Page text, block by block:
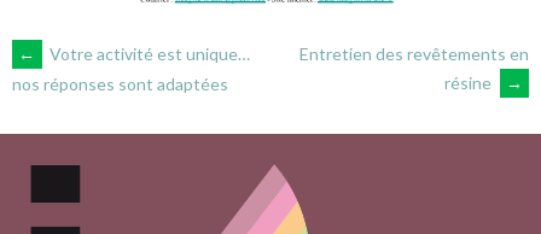
NAVIGATION
DES
ARTICLES
←
Votre activité est unique…
nos réponses sont adaptées
Entretien des revêtements en
résine
→